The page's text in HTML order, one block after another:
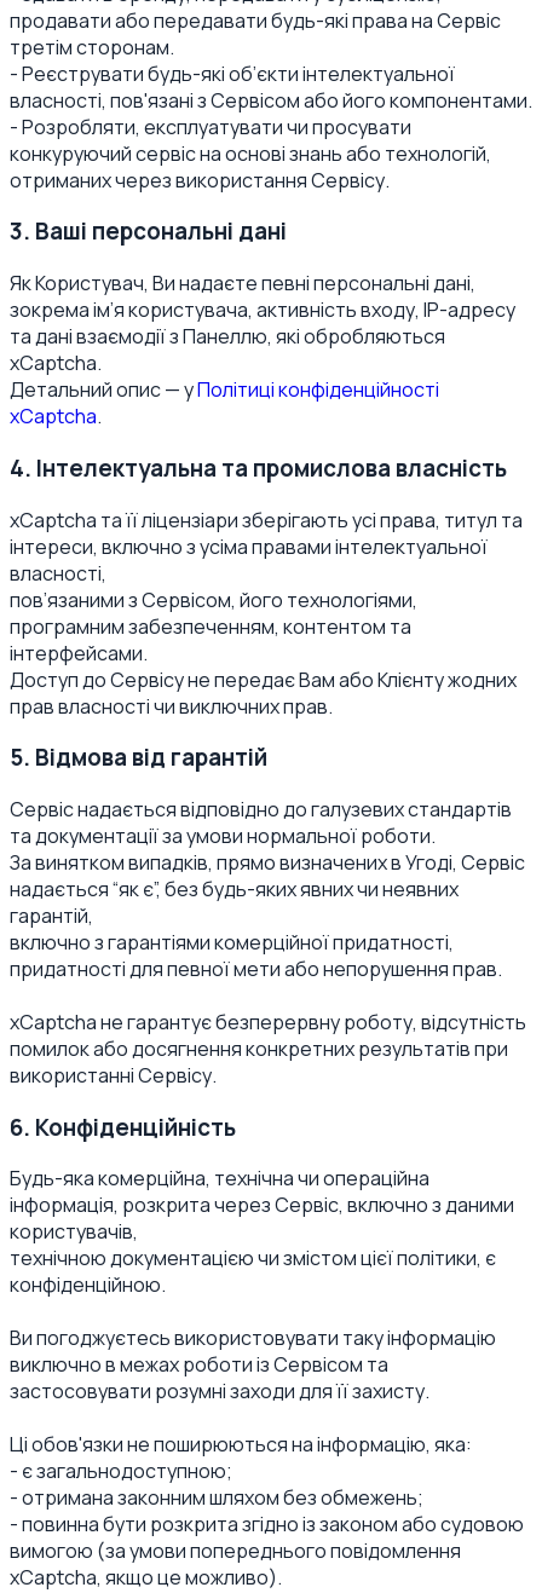
продавати або передавати будь-які права на Сервіс
третім сторонам.
- Реєструвати будь-які об’єкти інтелектуальної
власності, пов'язані з Сервісом або його компонентами.
- Розробляти, експлуатувати чи просувати
конкуруючий сервіс на основі знань або технологій,
отриманих через використання Сервісу.
3. Ваші персональні дані
Як Користувач, Ви надаєте певні персональні дані,
зокрема ім’я користувача, активність входу, IP-адресу
та дані взаємодії з Панеллю, які обробляються
xCaptcha.
Детальний опис — уПолітиці конфіденційності
xCaptcha.
4. Інтелектуальна та промислова власність
xCaptcha та її ліцензіари зберігають усі права, титул та
інтереси, включно з усіма правами інтелектуальної
власності,
пов’язаними з Сервісом, його технологіями,
програмним забезпеченням, контентом та
інтерфейсами.
Доступ до Сервісу не передає Вам або Клієнту жодних
прав власності чи виключних прав.
5. Відмова від гарантій
Сервіс надається відповідно до галузевих стандартів
та документації за умови нормальної роботи.
За винятком випадків, прямо визначених в Угоді, Сервіс
надається “як є”, без будь-яких явних чи неявних
гарантій,
включно з гарантіями комерційної придатності,
придатності для певної мети або непорушення прав.
xCaptcha не гарантує безперервну роботу, відсутність
помилок або досягнення конкретних результатів при
використанні Сервісу.
6. Конфіденційність
Будь-яка комерційна, технічна чи операційна
інформація, розкрита через Сервіс, включно з даними
користувачів,
технічною документацією чи змістом цієї політики, є
конфіденційною.
Ви погоджуєтесь використовувати таку інформацію
виключно в межах роботи із Сервісом та
застосовувати розумні заходи для її захисту.
Ці обов'язки не поширюються на інформацію, яка:
- є загальнодоступною;
- отримана законним шляхом без обмежень;
- повинна бути розкрита згідно із законом або судовою
вимогою (за умови попереднього повідомлення
xCaptcha, якщо це можливо).